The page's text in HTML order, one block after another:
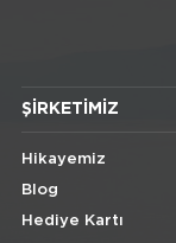
ŞIRKETIMIZ
Hikayemiz
Blog
Hediye Kartı